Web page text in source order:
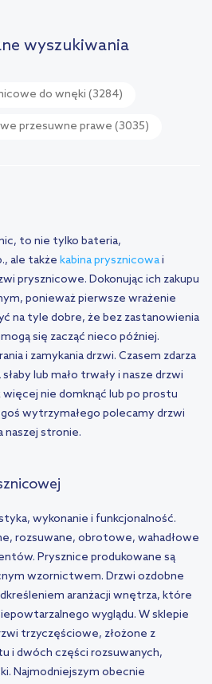
wyszukiwania
do wnęki (3284)
przesuwne prawe (3035)
to nie tylko bateria,
ale także kabina prysznicowai
prysznicowe. Dokonując ich zakupu
ponieważ pierwsze wrażenie
na tyle dobre, że bez zastanowienia
się zacząć nieco później.
i zamykania drzwi. Czasem zdarza
lub mało trwały i nasze drzwi
nie domknąć lub po prostu
wytrzymałego polecamy drzwi
naszej stronie.
wykonanie i funkcjonalność.
rozsuwane, obrotowe, wahadłowe
Prysznice produkowane są
wzornictwem. Drzwi ozdobne
aranżacji wnętrza, które
wyglądu. W sklepie
trzyczęściowe, złożone z
i dwóch części rozsuwanych,
Najmodniejszym obecnie